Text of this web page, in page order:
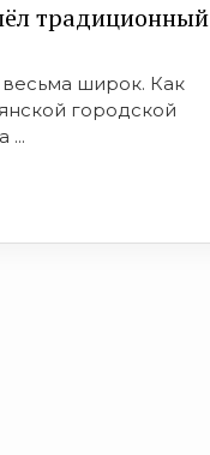
традиционный
широк. Как
городской
...